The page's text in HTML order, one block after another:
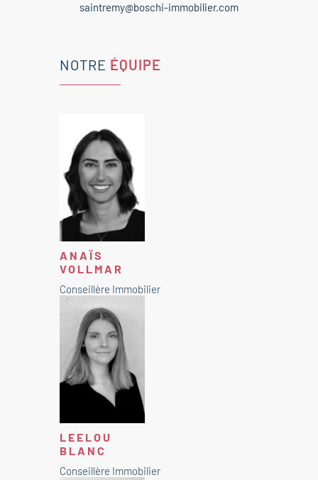
saintremy@boschi-immobilier.com
NOTRE ÉQUIPE
ANAÏS
VOLLMAR
Conseillère Immobilier
LEELOU
BLANC
Conseillère Immobilier